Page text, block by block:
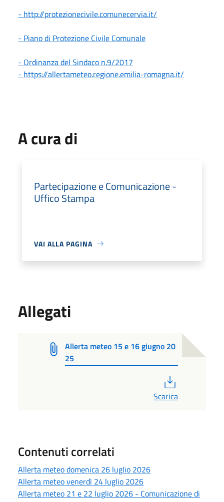
- http://protezionecivile.comunecervia.it/
- Piano di Protezione Civile Comunale
- Ordinanza del Sindaco n.9/2017
- https://allertameteo.regione.emilia-romagna.it/
A cura di
Partecipazione e Comunicazione -
Uffico Stampa
VAI ALLA PAGINA
Allegati
Allerta meteo 15 e 16 giugno 20
25
Scarica
Contenuti correlati
Allerta meteo domenica 26 luglio 2026
Allerta meteo venerdì 24 luglio 2026
Allerta meteo 21 e 22 luglio 2026 - Comunicazione di